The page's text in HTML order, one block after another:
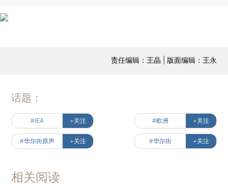
责任编辑：王晶 | 版面编辑：王永
话题：
#IEA +关注 #欧洲 +关注
#华尔街原声 +关注 #华尔街 +关注
相关阅读